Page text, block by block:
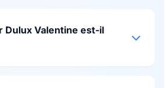
Dulux Valentine est-il